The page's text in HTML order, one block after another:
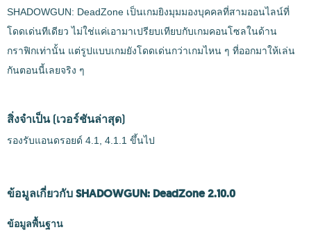
SHADOWGUN: DeadZone เป็นเกมยิงมุมมองบุคคลที่สามออนไลน์ที่
โดดเด่นทีเดียว ไม่ใช่แค่เอามาเปรียบเทียบกับเกมคอนโซลในด้าน
กราฟิกเท่านั้น แต่รูปแบบเกมยังโดดเด่นกว่าเกมไหน ๆ ที่ออกมาให้เล่น
กันตอนนี้เลยจริง ๆ
สิ่งจำเป็น (เวอร์ชันล่าสุด)
รองรับแอนดรอยด์ 4.1, 4.1.1 ขึ้นไป
ข้อมูลเกี่ยวกับ SHADOWGUN: DeadZone 2.10.0
ข้อมูลพื้นฐาน